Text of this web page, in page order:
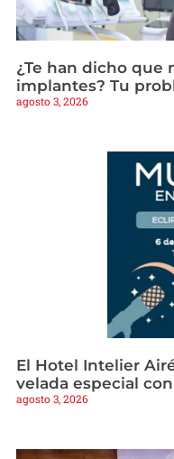
¿Te han dicho que
implantes? Tu
agosto 3, 2026
El Hotel Intelier
velada especial
agosto 3, 2026